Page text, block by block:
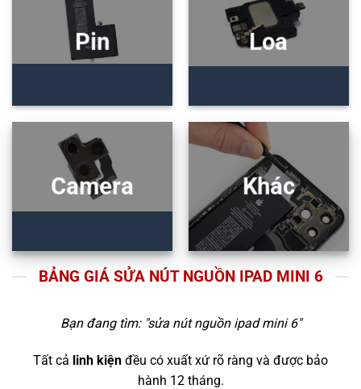
Pin Loa
Camera Khác
BẢNG GIÁ SỬA NÚT NGUỒN IPAD MINI 6
Bạn đang tìm: "sửa nút nguồn ipad mini 6"
Tất cả linh kiện đều có xuất xứ rõ ràng và được bảo
hành 12 tháng.